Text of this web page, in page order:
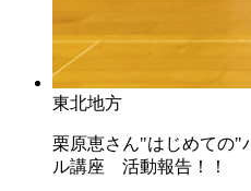
東北地方
栗原恵さん"はじめての"
ル講座 活動報告！！